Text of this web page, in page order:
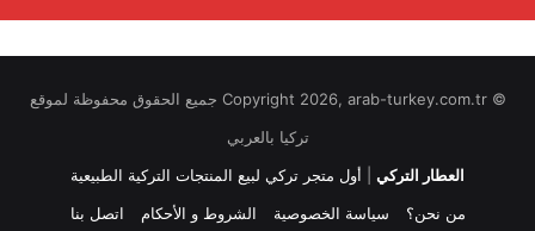
© Copyright 2026, arab-turkey.com.tr جميع الحقوق محفوظة لموقع
تركيا بالعربي
العطار التركي
أول متجر تركي لبيع المنتجات التركية الطبيعية
من نحن؟
سياسة الخصوصية الشروط و الأحكام اتصل بنا